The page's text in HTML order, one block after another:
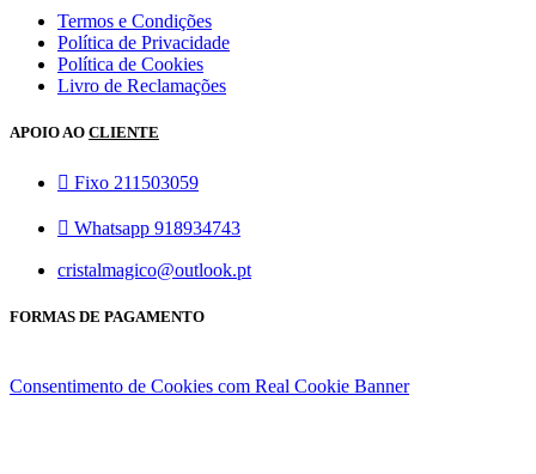
Termos e Condições
Política de Privacidade
Política de Cookies
Livro de Reclamações
APOIO AO CLIENTE
Fixo 211503059
Whatsapp 918934743
cristalmagico@outlook.pt
FORMAS DE PAGAMENTO
Consentimento de Cookies com Real Cookie Banner